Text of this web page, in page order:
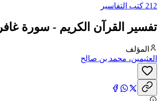
212 كتب التفاسير
تفسير القرآن الكريم - سورة غافر
المؤلف
العثيمين، محمد بن صالح